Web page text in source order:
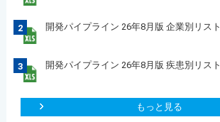
2 開発パイプライン 26年8月版 企業別リスト
3 開発パイプライン 26年8月版 疾患別リスト
もっと見る